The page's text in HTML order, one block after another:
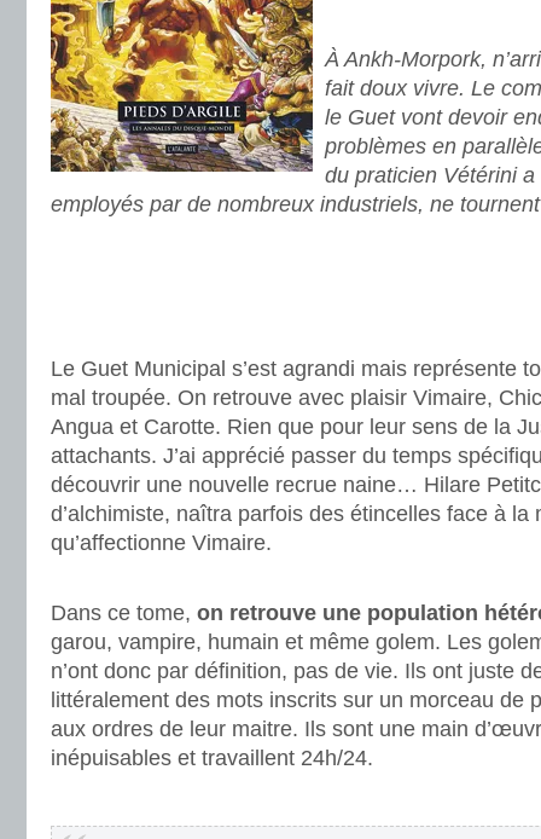
À Ankh-Morpork,
fait doux vivre. Le
le Guet vont devoir
problèmes en
du praticien Vétérini
employés par de nombreux industriels, ne
Le Guet Municipal s’est agrandi mais représente
mal troupée. On retrouve avec plaisir Vimaire,
Angua et Carotte. Rien que pour leur sens de la
attachants. J’ai apprécié passer du temps
découvrir une nouvelle recrue naine… Hilare
d’alchimiste, naîtra parfois des étincelles face à la
qu’affectionne Vimaire.
Dans ce tome, on retrouve une population
garou, vampire, humain et même golem. Les
n’ont donc par définition, pas de vie. Ils ont juste
littéralement des mots inscrits sur un morceau de
aux ordres de leur maitre. Ils sont une main
inépuisables et travaillent 24h/24.